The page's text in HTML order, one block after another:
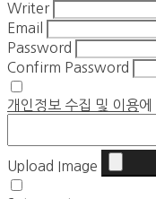
Writer
Email
Password
Confirm Password
개인정보 수집 및 이용에
Upload Image